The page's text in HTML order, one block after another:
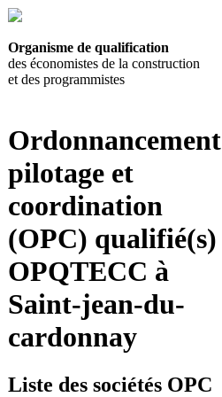
Organisme de qualification
des économistes de la construction
et des programmistes
Ordonnancement
pilotage et
coordination
(OPC) qualifié(s)
OPQTECC à
Saint-jean-du-
cardonnay
Liste des sociétés OPC